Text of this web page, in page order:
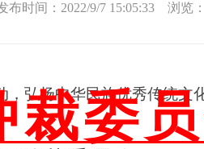
时间：2022/9/7 15:05:33 浏览：
，弘扬中华民族优秀传统文
裁委